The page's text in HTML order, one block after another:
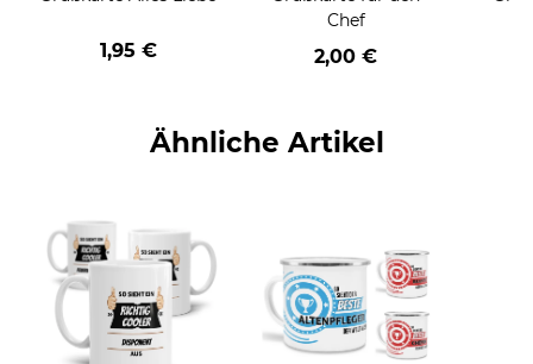
1,95 €
Chef
2,00 €
Ähnliche Artikel